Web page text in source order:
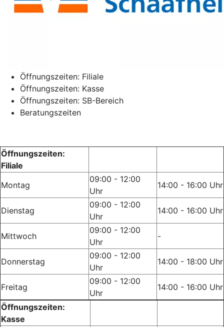
Öffnungszeiten: Filiale
Öffnungszeiten: Kasse
Öffnungszeiten: SB-Bereich
Beratungszeiten
Öffnungszeiten:
Filiale
Montag
09:00 - 12:00
Uhr
14:00 - 16:00 Uhr
Dienstag
09:00 - 12:00
Uhr
14:00 - 16:00 Uhr
Mittwoch
09:00 - 12:00
Uhr
-
Donnerstag
09:00 - 12:00
Uhr
14:00 - 18:00 Uhr
Freitag
09:00 - 12:00
Uhr
14:00 - 16:00 Uhr
Öffnungszeiten:
Kasse